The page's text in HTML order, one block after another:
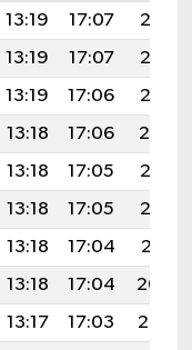
13:19 17:07
20:18
13:19 17:07
20:17
13:19 17:06
20:16
13:18 17:06
20:14
13:18 17:05
20:13
13:18 17:05
20:12
13:18 17:04
20:11
13:18 17:04
20:09
13:17 17:03
20:08